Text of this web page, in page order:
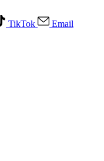
TikTok
Email